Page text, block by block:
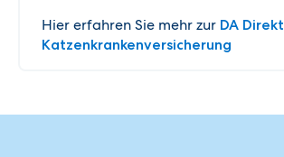
Hier erfahren Sie mehr zur DA Direkt
Katzenkrankenversicherung